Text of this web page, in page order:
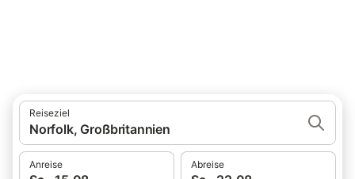
Reiseziel
Norfolk, Großbritannien
Anreise Abreise